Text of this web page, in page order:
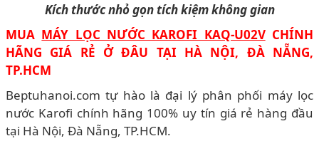
Kích thước nhỏ gọn tích kiệm không gian
MUA MÁY LỌC NƯỚC KAROFI KAQ-U02V CHÍNH
HÃNG GIÁ RẺ Ở ĐÂU TẠI HÀ NỘI, ĐÀ NẴNG,
TP.HCM
Beptuhanoi.com tự hào là đại lý phân phối máy lọc
nước Karofi chính hãng 100% uy tín giá rẻ hàng đầu
tại Hà Nội, Đà Nẵng, TP.HCM.